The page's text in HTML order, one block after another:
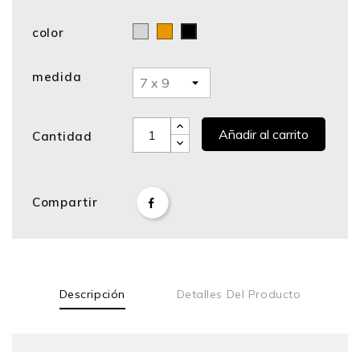
color
medida
Cantidad Añadir al carrito
Compartir
Descripción Detalles Del Producto